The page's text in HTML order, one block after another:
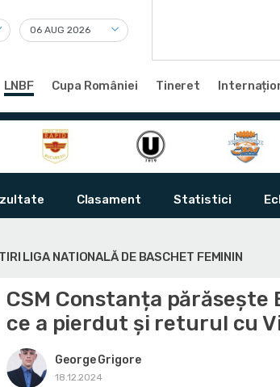
LNBF Cupa României Tineret
Clasament Statistici
LIGA NATIONALĂ DE BASCHET FEMININ
CSM Constanța părăsește
ce a pierdut și returul cu
George Grigore
18.12.2024